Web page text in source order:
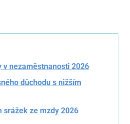
v nezaměstnanosti 2026
důchodu s nižším
srážek ze mzdy 2026